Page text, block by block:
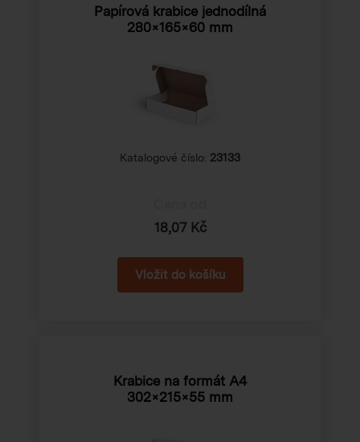
Papírová krabice jednodílná
280×165×60 mm
Katalogové číslo: 23133
18,07 Kč
Krabice na formát A4
302×215×55 mm